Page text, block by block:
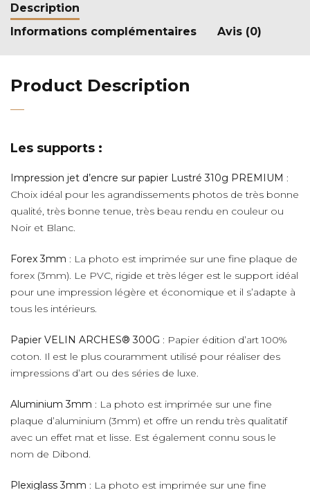
Description
Informations complémentaires
Avis (0)
Product Description
Les supports :
Impression jet d’encre sur papier Lustré 310g PREMIUM :
Choix idéal pour les agrandissements photos de très bonne
qualité, très bonne tenue, très beau rendu en couleur ou
Noir et Blanc.
Forex 3mm : La photo est imprimée sur une fine plaque de
forex (3mm). Le PVC, rigide et très léger est le support idéal
pour une impression légère et économique et il s’adapte à
tous les intérieurs.
Papier VELIN ARCHES® 300G : Papier édition d’art 100%
coton. Il est le plus couramment utilisé pour réaliser des
impressions d’art ou des séries de luxe.
Aluminium 3mm : La photo est imprimée sur une fine
plaque d’aluminium (3mm) et offre un rendu très qualitatif
avec un effet mat et lisse. Est également connu sous le
nom de Dibond.
Plexiglass 3mm : La photo est imprimée sur une fine